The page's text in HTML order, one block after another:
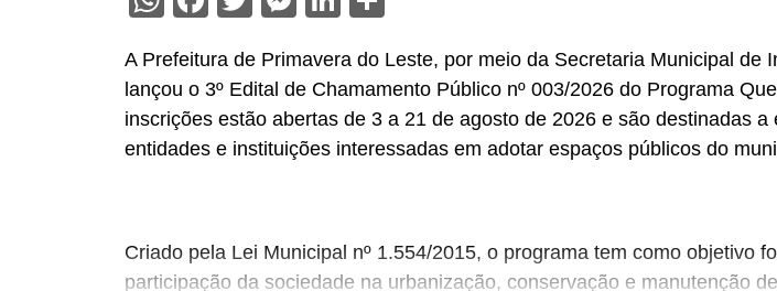
A Prefeitura de Primavera do Leste, por meio da Secretaria Municipal de
lançou o 3º Edital de Chamamento Público nº 003/2026 do Programa
inscrições estão abertas de 3 a 21 de agosto de 2026 e são destinadas a
entidades e instituições interessadas em adotar espaços públicos do
Criado pela Lei Municipal nº 1.554/2015, o programa tem como objetivo
participação da sociedade na urbanização, conservação e manutenção